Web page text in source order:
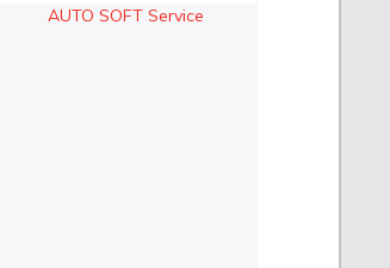
AUTO SOFT Service